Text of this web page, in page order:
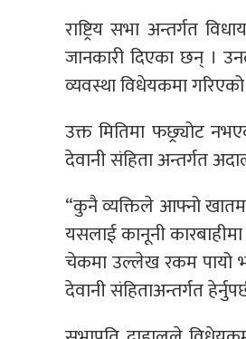
राष्ट्रिय सभा अन्तर्गत
जानकारी दिएका छन् ।
व्यवस्था विधेयकमा
उक्त मितिमा फछ्र्योट
देवानी संहिता अन्तर्गत
“कुनै व्यक्तिले आफ्नो
यसलाई कानूनी
चेकमा उल्लेख रकम पायो
देवानी संहिताअन्तर्गत